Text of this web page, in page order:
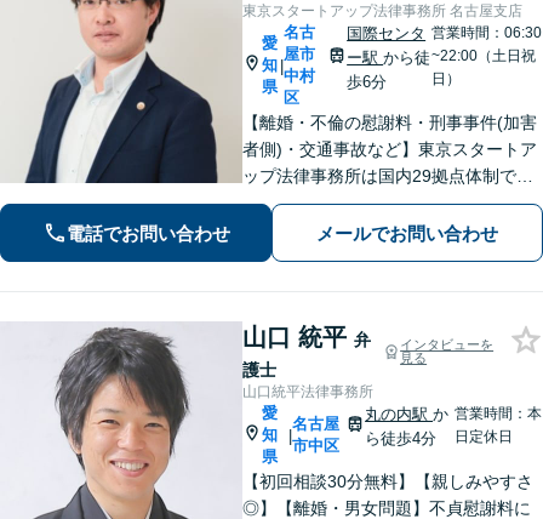
東京スタートアップ法律事務所 名古屋支店
愛
知
県
|
名古
屋市
中村
区
国際センタ
ー駅から徒
歩6分
営業時間：06:30
~22:00（土日祝
日）
【離婚・不倫の慰謝料・刑事事件(加害
者側)・交通事故など】東京スタートア
ップ法律事務所は国内29拠点体制で全
国対応！【ご自宅からの電話相談にも
対応(法律相談は完全予約制)】各分野で
専門性の高い弁護士が寄り添い解決を
電話でお問い合わせ メールでお問い合わせ
山口 統平 弁
護士
インタビューを
見る
山口統平法律事務所
愛
知
県
|
名古屋
市中区
丸の内駅か
ら徒歩4分
営業時間：本
日定休日
【初回相談30分無料】【親しみやすさ
◎】【離婚・男女問題】不貞慰謝料に